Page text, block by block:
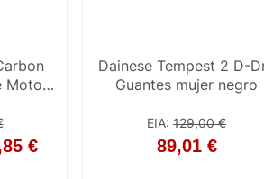
Moto
€
Dainese Tempest 2 D-
Guantes mujer negro
EIA: 129,00 €
89,01 €